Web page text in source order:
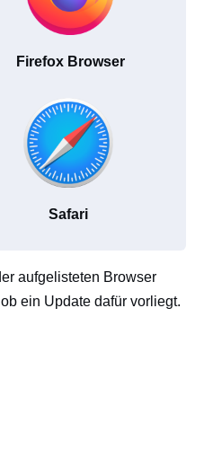
Firefox Browser
Safari
aufgelisteten Browser
ein Update dafür vorliegt.